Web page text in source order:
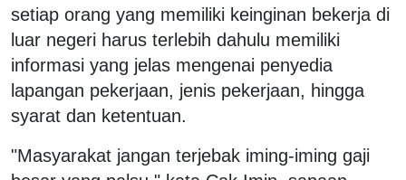
setiap orang yang memiliki keinginan bekerja di
luar negeri harus terlebih dahulu memiliki
informasi yang jelas mengenai penyedia
lapangan pekerjaan, jenis pekerjaan, hingga
syarat dan ketentuan.
"Masyarakat jangan terjebak iming-iming gaji